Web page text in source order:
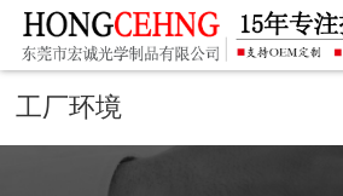
关
于
我
工厂环境